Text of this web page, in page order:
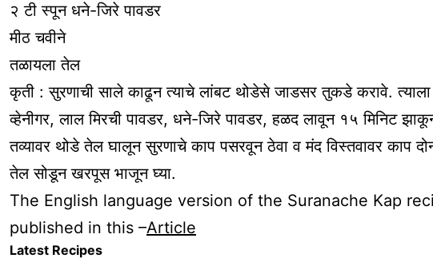
२ टी स्पून धने-जिरे पावडर
मीठ चवीने
तळायला तेल
कृती : सुरणाची साले काढून त्याचे लांबट थोडेसे जाडसर तुकडे करावे. त्याला
व्हेनीगर, लाल मिरची पावडर, धने-जिरे पावडर, हळद लावून १५ मिनिट
तव्यावर थोडे तेल घालून सुरणाचे काप पसरवून ठेवा व मंद विस्तवावर काप
तेल सोडून खरपूस भाजून घ्या.
The English language version of the Suranache Kap
published in this –Article
Latest Recipes